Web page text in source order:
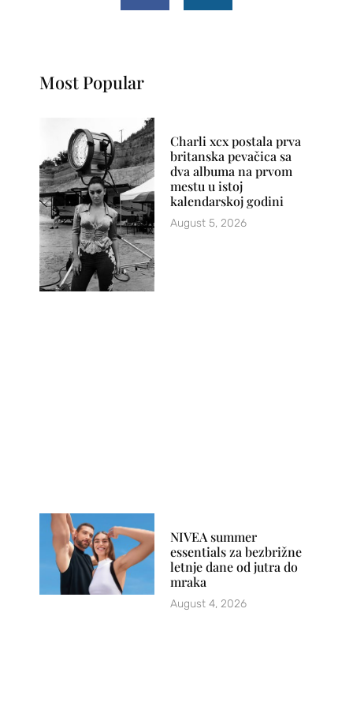
Most Popular
Charli xcx postala prva
britanska pevačica sa
dva albuma na prvom
mestu u istoj
kalendarskoj godini
August 5, 2026
NIVEA summer
essentials za bezbrižne
letnje dane od jutra do
mraka
August 4, 2026